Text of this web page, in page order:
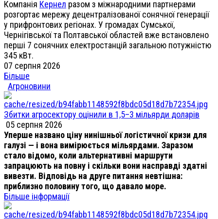
Компанія Кернел разом з міжнародними партнерами
розгортає мережу децентралізованої сонячної генерації
у прифронтових регіонах. У громадах Сумської,
Чернігівської та Полтавської областей вже встановлено
перші 7 сонячних електростанцій загальною потужністю
345 кВт.
07 серпня 2026
Більше
Агроновини
Збитки агросектору оцінили в 1,5–3 мільярди доларів
05 серпня 2026
Уперше названо ціну нинішньої логістичної кризи для
галузі — і вона вимірюється мільярдами. Заразом
стало відомо, коли альтернативні маршрути
запрацюють на повну і скільки вони насправді здатні
вивезти. Відповідь на друге питання невтішна:
приблизно половину того, що давало море.
Більше інформації